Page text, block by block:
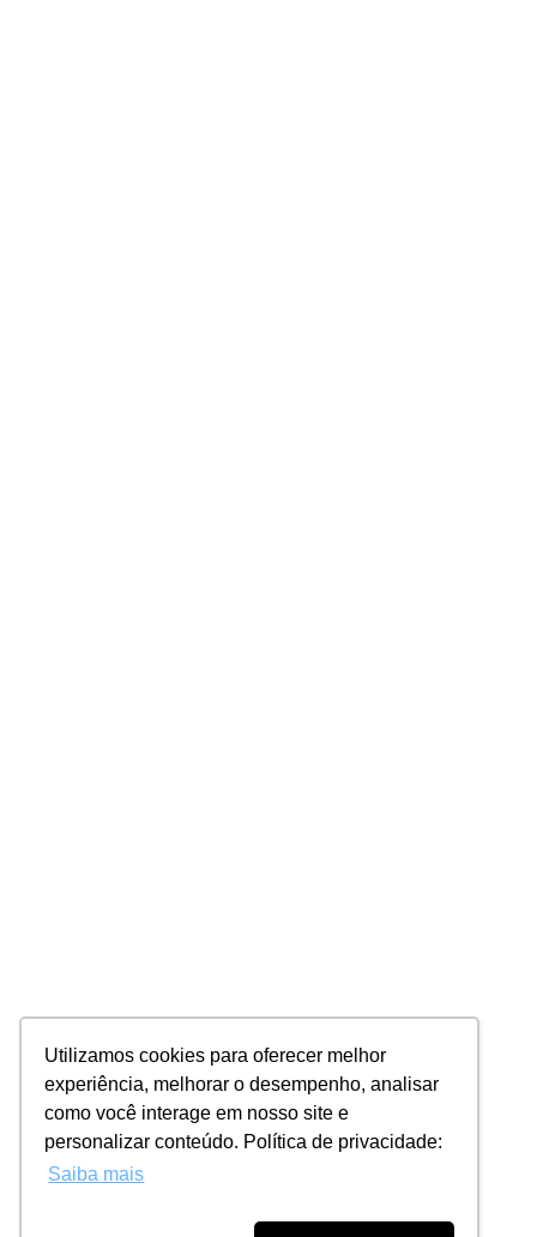
Utilizamos cookies para oferecer melhor
experiência, melhorar o desempenho, analisar
como você interage em nosso site e
personalizar conteúdo. Política de privacidade:
Saiba mais